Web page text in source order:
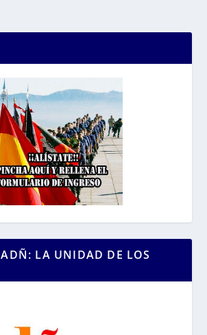
LA UNIDAD DE LOS